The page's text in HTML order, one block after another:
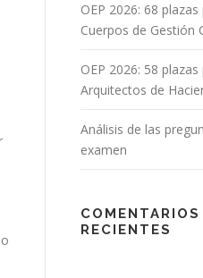
OEP 2026: 68
Cuerpos de Gestión
OEP 2026: 58
Arquitectos de
Análisis de las
examen
COMENTARIOS
RECIENTES